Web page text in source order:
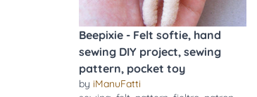
Beepixie - Felt softie, hand
sewing DIY project, sewing
pattern, pocket toy
by iManuFatti